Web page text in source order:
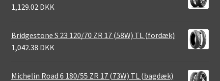
1,129.02 DKK
Bridgestone S 23 120/70 ZR 17 (58W) TL (fordæk)
1,042.38 DKK
Michelin Road 6 180/55 ZR 17 (73W) TL (bagdæk)